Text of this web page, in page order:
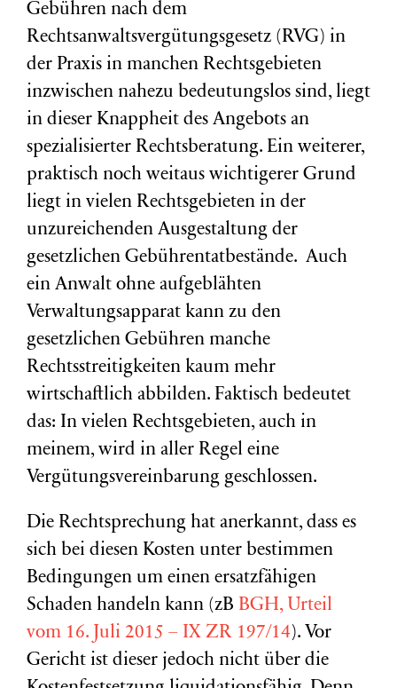
Gebühren nach dem
Rechtsanwaltsvergütungsgesetz (RVG) in
der Praxis in manchen Rechtsgebieten
inzwischen nahezu bedeutungslos sind, liegt
in dieser Knappheit des Angebots an
spezialisierter Rechtsberatung. Ein weiterer,
praktisch noch weitaus wichtigerer Grund
liegt in vielen Rechtsgebieten in der
unzureichenden Ausgestaltung der
gesetzlichen Gebührentatbestände. Auch
ein Anwalt ohne aufgeblähten
Verwaltungsapparat kann zu den
gesetzlichen Gebühren manche
Rechtsstreitigkeiten kaum mehr
wirtschaftlich abbilden. Faktisch bedeutet
das: In vielen Rechtsgebieten, auch in
meinem, wird in aller Regel eine
Vergütungsvereinbarung geschlossen.
Die Rechtsprechung hat anerkannt, dass es
sich bei diesen Kosten unter bestimmen
Bedingungen um einen ersatzfähigen
Schaden handeln kann (zB BGH, Urteil
vom 16. Juli 2015 – IX ZR 197/14). Vor
Gericht ist dieser jedoch nicht über die